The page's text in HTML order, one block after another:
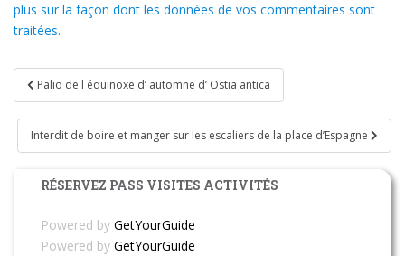
plus sur la façon dont les données de vos commentaires sont
traitées.
Navigation
de
l’article
Palio de l équinoxe d’ automne d’ Ostia antica
Interdit de boire et manger sur les escaliers de la place d’Espagne
RÉSERVEZ PASS VISITES ACTIVITÉS
Powered by GetYourGuide
Powered by GetYourGuide